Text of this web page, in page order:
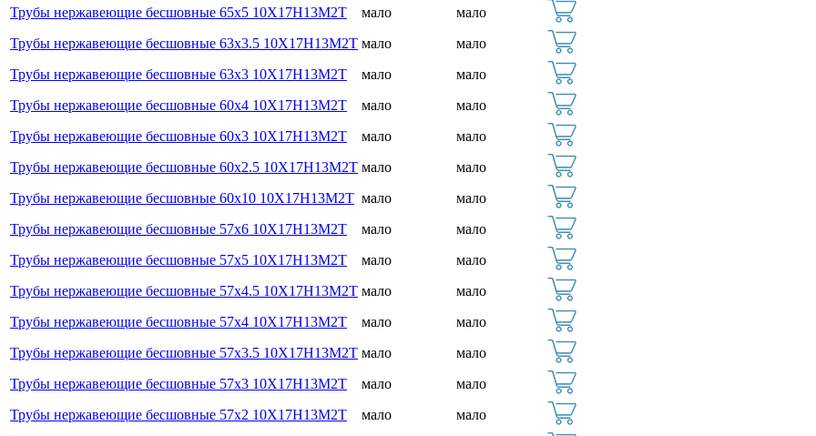
Трубы нержавеющие бесшовные 65х5 10Х17Н13М2Т
мало
мало
Трубы нержавеющие бесшовные 63х3.5 10Х17Н13М2Т мало
мало
Трубы нержавеющие бесшовные 63х3 10Х17Н13М2Т
мало
мало
Трубы нержавеющие бесшовные 60х4 10Х17Н13М2Т
мало
мало
Трубы нержавеющие бесшовные 60х3 10Х17Н13М2Т
мало
мало
Трубы нержавеющие бесшовные 60х2.5 10Х17Н13М2Т мало
мало
Трубы нержавеющие бесшовные 60х10 10Х17Н13М2Т мало
мало
Трубы нержавеющие бесшовные 57х6 10Х17Н13М2Т
мало
мало
Трубы нержавеющие бесшовные 57х5 10Х17Н13М2Т
мало
мало
Трубы нержавеющие бесшовные 57х4.5 10Х17Н13М2Т мало
мало
Трубы нержавеющие бесшовные 57х4 10Х17Н13М2Т
мало
мало
Трубы нержавеющие бесшовные 57х3.5 10Х17Н13М2Т мало
мало
Трубы нержавеющие бесшовные 57х3 10Х17Н13М2Т
мало
мало
Трубы нержавеющие бесшовные 57х2 10Х17Н13М2Т
мало
мало